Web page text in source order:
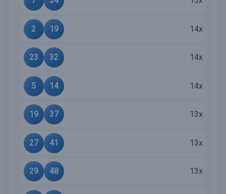
2 19 14x
23 32 14x
5 14 14x
19 37 13x
27 41 13x
29 48 13x